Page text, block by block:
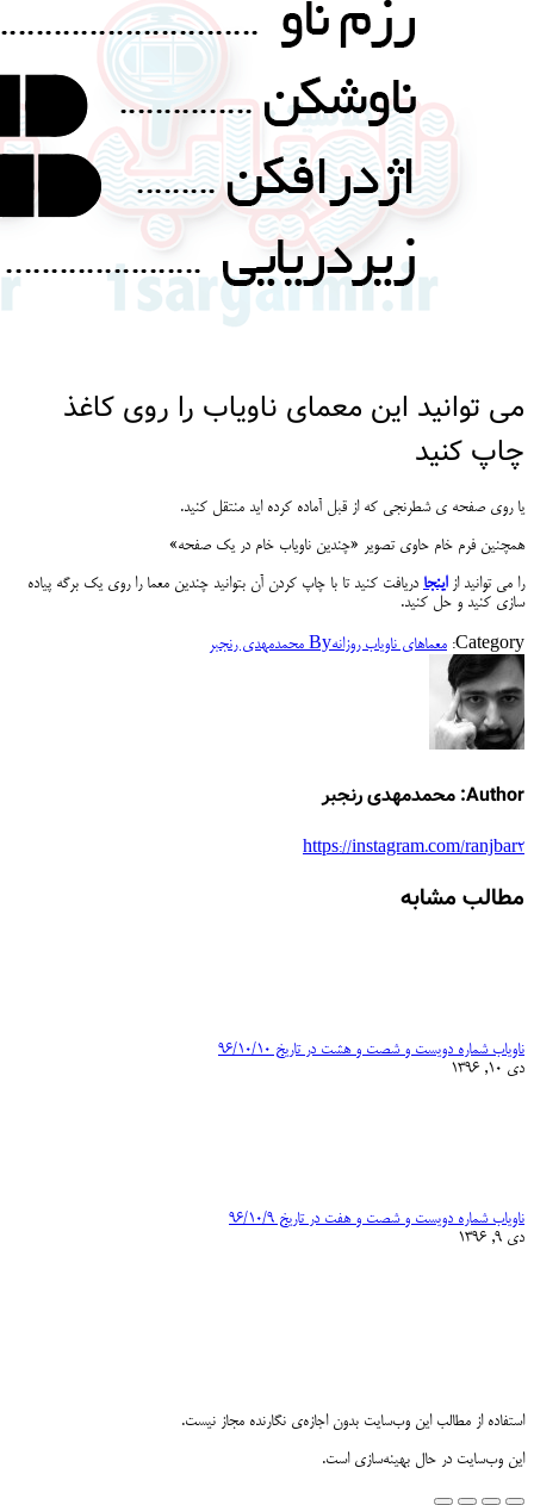
می توانید این معمای ناویاب را روی کاغذ
چاپ کنید
یا روی صفحه ی شطرنجی که از قبل آماده کرده اید منتقل کنید.
همچنین فرم خام حاوی تصویر «چندین ناویاب خام در یک صفحه»
را می توانید ازاینجا دریافت کنید تا با چاپ کردن آن بتوانید چندین معما را روی یک برگه پیاده
سازی کنید و حل کنید.
Category: معماهای ناویاب روزانهBy محمدمهدی رنجبر
Author: محمدمهدی رنجبر
https://instagram.com/ranjbar2
مطالب مشابه
ناویاب شماره دویست و شصت و هشت در تاریخ ۹۶/۱۰/۱۰
دی 10, 1396
ناویاب شماره دویست و شصت و هفت در تاریخ ۹۶/۱۰/۹
دی 9, 1396
استفاده از مطالب این وب‌سایت بدون اجازه‌ی نگارنده مجاز نیست.
این وب‌سایت در حال بهینه‌سازی است.
Go